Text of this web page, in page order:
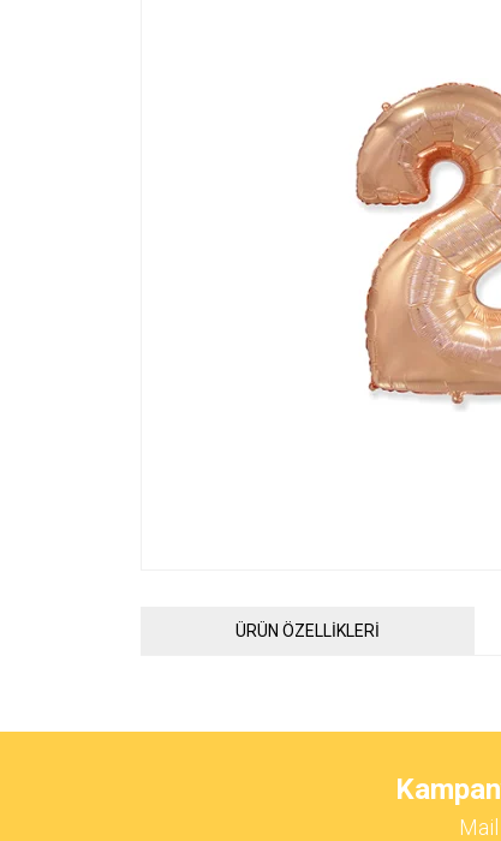
ÜRÜN ÖZELLİKLERİ
Ürün resmi kalitesiz, bozuk veya